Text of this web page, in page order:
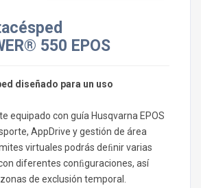
550 EPOS
diseñado para un uso
equipado con guía Husqvarna EPOS
AppDrive y gestión de área
virtuales podrás deﬁnir varias
diferentes conﬁguraciones, así
de exclusión temporal.